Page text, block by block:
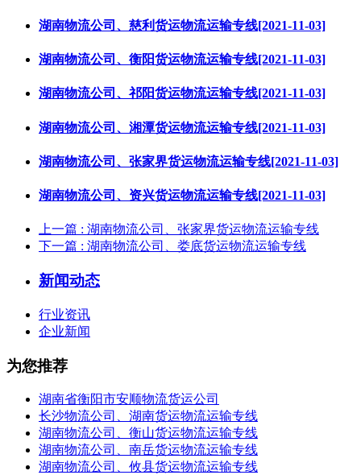
湖南物流公司、慈利货运物流运输专线[2021-11-03]
湖南物流公司、衡阳货运物流运输专线[2021-11-03]
湖南物流公司、祁阳货运物流运输专线[2021-11-03]
湖南物流公司、湘潭货运物流运输专线[2021-11-03]
湖南物流公司、张家界货运物流运输专线[2021-11-03]
湖南物流公司、资兴货运物流运输专线[2021-11-03]
上一篇 : 湖南物流公司、张家界货运物流运输专线
下一篇 : 湖南物流公司、娄底货运物流运输专线
新闻动态
行业资讯
企业新闻
为您推荐
湖南省衡阳市安顺物流货运公司
长沙物流公司、湖南货运物流运输专线
湖南物流公司、衡山货运物流运输专线
湖南物流公司、南岳货运物流运输专线
湖南物流公司、攸县货运物流运输专线